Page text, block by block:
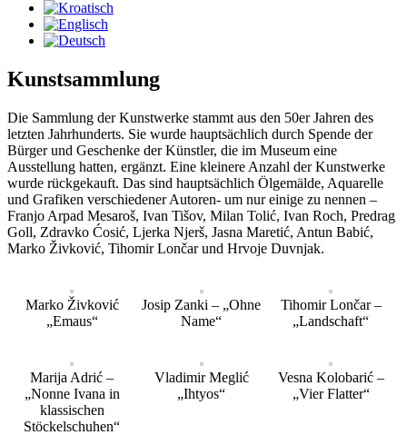
Kunstsammlung
Die Sammlung der Kunstwerke stammt aus den 50er Jahren des
letzten Jahrhunderts. Sie wurde hauptsächlich durch Spende der
Bürger und Geschenke der Künstler, die im Museum eine
Ausstellung hatten, ergänzt. Eine kleinere Anzahl der Kunstwerke
wurde rückgekauft. Das sind hauptsächlich Ölgemälde, Aquarelle
und Grafiken verschiedener Autoren- um nur einige zu nennen –
Franjo Arpad Mesaroš, Ivan Tišov, Milan Tolić, Ivan Roch, Predrag
Goll, Zdravko Ćosić, Ljerka Njerš, Jasna Maretić, Antun Babić,
Marko Živković, Tihomir Lončar und Hrvoje Duvnjak.
Marko Živković
„Emaus“
Josip Zanki – „Ohne
Name“
Tihomir Lončar –
„Landschaft“
Marija Adrić –
„Nonne Ivana in
klassischen
Stöckelschuhen“
Vladimir Meglić
„Ihtyos“
Vesna Kolobarić –
„Vier Flatter“